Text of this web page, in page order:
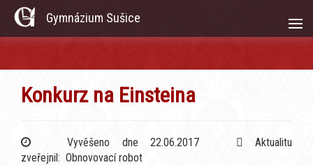
Gymnázium Sušice
Konkurz na Einsteina
Vyvěšeno dne 22.06.2017
Aktualitu
zveřejnil: Obnovovací robot